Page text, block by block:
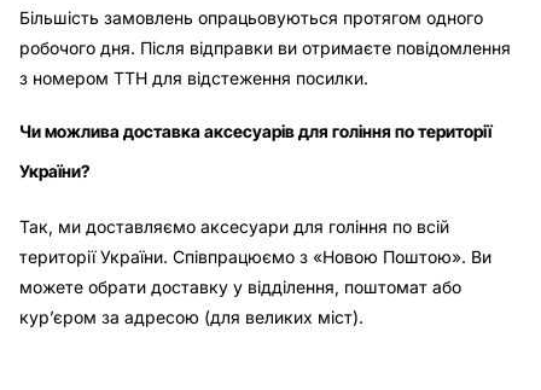
Більшість замовлень опрацьовуються протягом одного
робочого дня. Після відправки ви отримаєте повідомлення
з номером ТТН для відстеження посилки.
Чи можлива доставка аксесуарів для гоління по території
України?
Так, ми доставляємо аксесуари для гоління по всій
території України. Співпрацюємо з «Новою Поштою». Ви
можете обрати доставку у відділення, поштомат або
кур’єром за адресою (для великих міст).